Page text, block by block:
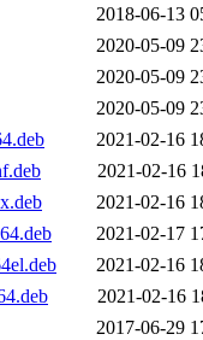
2018-06-13
2020-05-09
2020-05-09
2020-05-09
2021-02-16
2021-02-16
2021-02-16
2021-02-17
2021-02-16
2021-02-16
2017-06-29